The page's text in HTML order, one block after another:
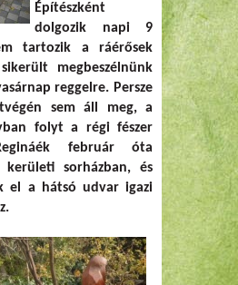
Építészként
dolgozik napi 9
tartozik a ráérősek
megbeszélnünk
reggelre. Persze
sem áll meg, a
folyt a régi fészer
február óta
sorházban, és
el a hátsó udvar igazi